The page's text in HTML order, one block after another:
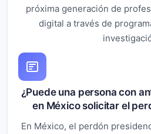
próxima generación de
digital a través de
¿Puede una persona con
en México solicitar el
En México, el perdón